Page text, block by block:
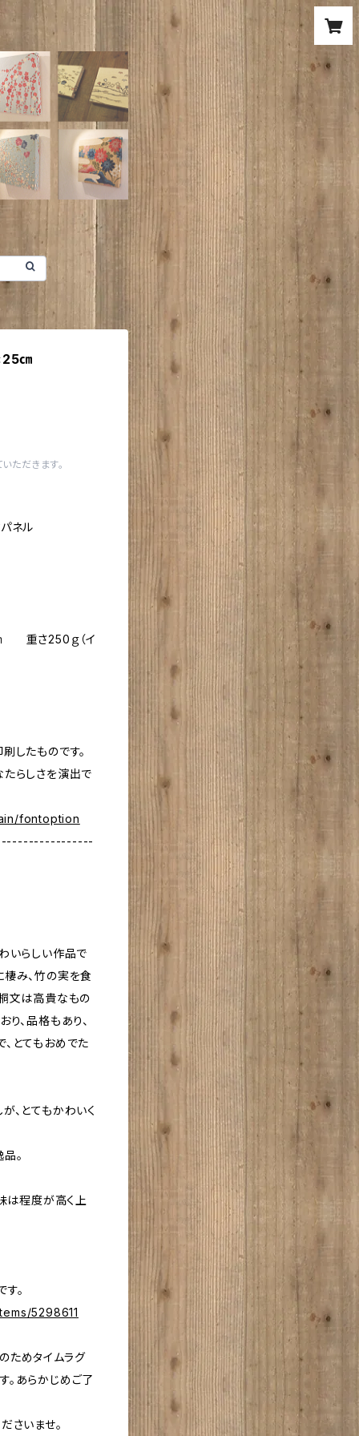
㎝
ただきます。
ネル
重さ250ｇ（イ
したものです。
らしさを演出で
fontoption
いらしい作品で
み、竹の実を食
文は高貴なもの
、品格もあり、
とてもおめでた
、とてもかわいく
。
は程度が高く上
。
5298611
ためタイムラグ
あらかじめご了
さいませ。